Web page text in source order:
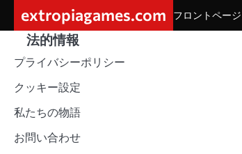
content
extropiagames.com フロントページ
法的情報
プライバシーポリシー
クッキー設定
私たちの物語
お問い合わせ